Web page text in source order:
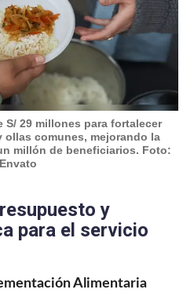
S/ 29 millones para fortalecer
ollas comunes, mejorando la
millón de beneficiarios. Foto:
Envato
y
para el servicio
Alimentaria